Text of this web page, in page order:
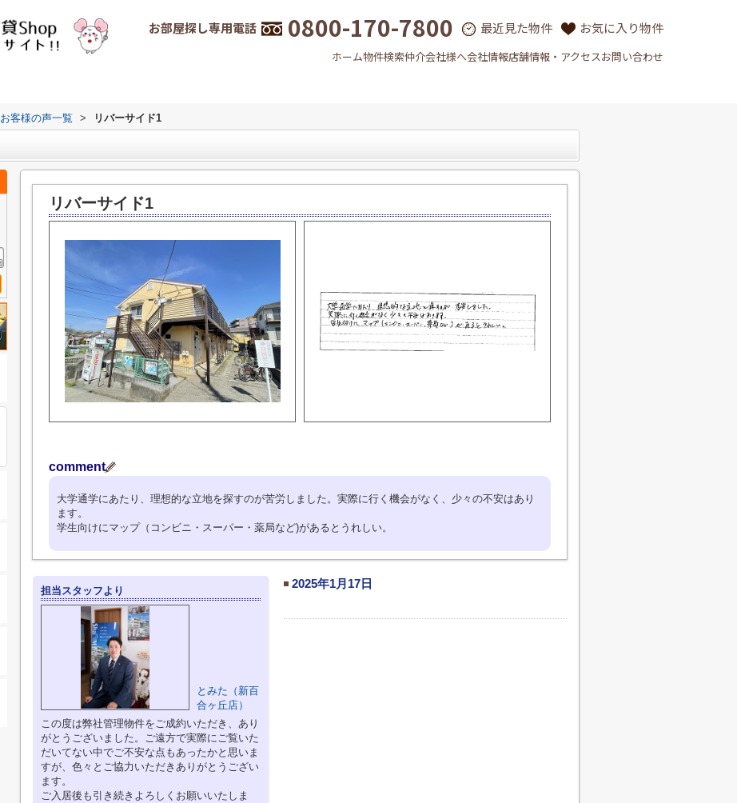
お部屋探し専用電話 0800-170-7800 最近見た物件 お気に入り物件
ホーム物件検索仲介会社様へ会社情報店舗情報・アクセスお問い合わせ
お客様の声一覧 > リバーサイド1
リバーサイド1
comment
大学通学にあたり、理想的な立地を探すのが苦労しました。実際に行く機会がなく、少々の不安はあり
ます。
学生向けにマップ（コンビニ・スーパー・薬局など)があるとうれしい。
担当スタッフより
とみた（新百
合ヶ丘店）
この度は弊社管理物件をご成約いただき、あり
がとうございました。ご遠方で実際にご覧いた
だいてない中でご不安な点もあったかと思いま
すが、色々とご協力いただきありがとうござい
ます。
ご入居後も引き続きよろしくお願いいたしま
2025年1月17日